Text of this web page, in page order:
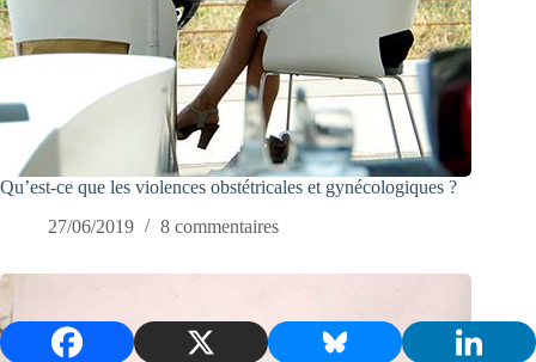
Qu’est-ce que les violences obstétricales et gynécologiques ?
27/06/2019
8 commentaires